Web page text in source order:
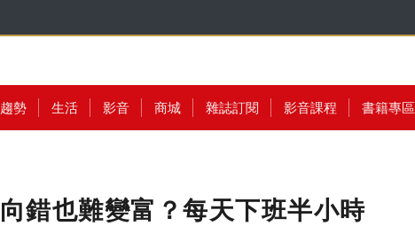
趨勢 生活 影音 商城 雜誌訂閱 影音課程 書籍專區
錯也難變富？每天下班半小時